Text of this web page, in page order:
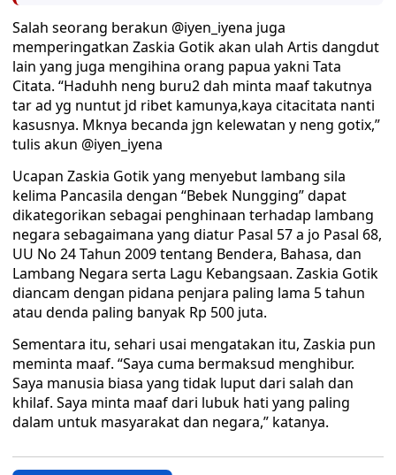
Salah seorang berakun @iyen_iyena juga
memperingatkan Zaskia Gotik akan ulah Artis dangdut
lain yang juga mengihina orang papua yakni Tata
Citata. “Haduhh neng buru2 dah minta maaf takutnya
tar ad yg nuntut jd ribet kamunya,kaya citacitata nanti
kasusnya. Mknya becanda jgn kelewatan y neng gotix,”
tulis akun @iyen_iyena
Ucapan Zaskia Gotik yang menyebut lambang sila
kelima Pancasila dengan “Bebek Nungging” dapat
dikategorikan sebagai penghinaan terhadap lambang
negara sebagaimana yang diatur Pasal 57 a jo Pasal 68,
UU No 24 Tahun 2009 tentang Bendera, Bahasa, dan
Lambang Negara serta Lagu Kebangsaan. Zaskia Gotik
diancam dengan pidana penjara paling lama 5 tahun
atau denda paling banyak Rp 500 juta.
Sementara itu, sehari usai mengatakan itu, Zaskia pun
meminta maaf. “Saya cuma bermaksud menghibur.
Saya manusia biasa yang tidak luput dari salah dan
khilaf. Saya minta maaf dari lubuk hati yang paling
dalam untuk masyarakat dan negara,” katanya.